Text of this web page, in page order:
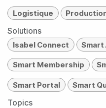
Logistique
Solutions
Isabel Connect Smart
Smart Membership
Smart Portal Smart
Topics